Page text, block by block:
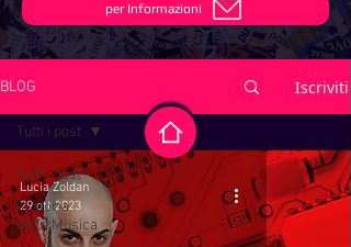
per Informazioni
BLOG Iscriviti
Tutti i post
la storia
della Musica
Tutti i post
Lucia Zoldan
29 ott 2023